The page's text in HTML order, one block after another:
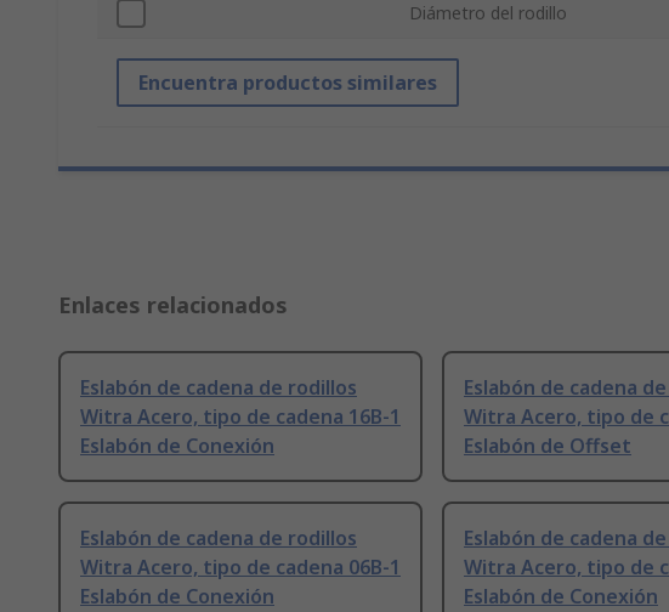
Diámetro del rodillo
Encuentra productos similares
Enlaces relacionados
Eslabón de cadena de rodillos
Witra Acero, tipo de cadena 16B-1
Eslabón de Conexión
Eslabón de cadena
Witra Acero, tipo de
Eslabón de Offset
Eslabón de cadena de rodillos
Witra Acero, tipo de cadena 06B-1
Eslabón de Conexión
Eslabón de cadena
Witra Acero, tipo de
Eslabón de Conexión